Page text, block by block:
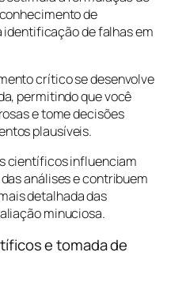
de
de falhas em
crítico se desenvolve
permitindo que você
e tome decisões
plausíveis.
científicos influenciam
análises e contribuem
detalhada das
minuciosa.
e tomada de